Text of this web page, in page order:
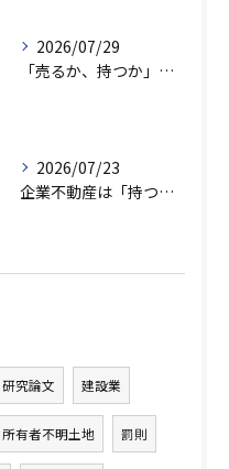
2026/07/29
「売るか、持つか」で悩んでいませんか？
2026/07/23
企業不動産は「持つか売るか」だけではない｜CRE戦略で考える4つの意思決定
研究論文 建設業
所有者不明土地 罰則